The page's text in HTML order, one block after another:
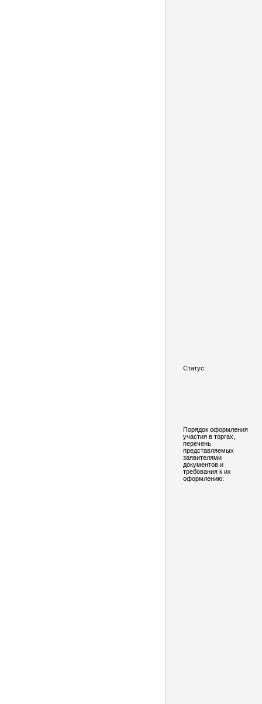
Статус:
Порядок оформления
участия в торгах,
перечень
представляемых
заявителями
документов и
требования к их
оформлению: